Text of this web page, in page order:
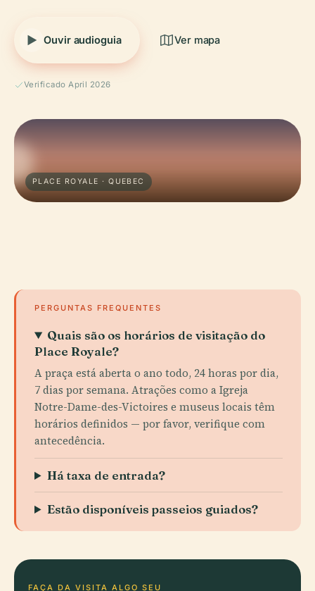
Ouvir audioguia Ver mapa
Verificado April 2026
PLACE ROYALE · QUEBEC
PERGUNTAS FREQUENTES
Quais são os horários de visitação do
Place Royale?
A praça está aberta o ano todo, 24 horas por dia,
7 dias por semana. Atrações como a Igreja
Notre-Dame-des-Victoires e museus locais têm
horários definidos — por favor, verifique com
antecedência.
Há taxa de entrada?
Estão disponíveis passeios guiados?
FAÇA DA VISITA ALGO SEU